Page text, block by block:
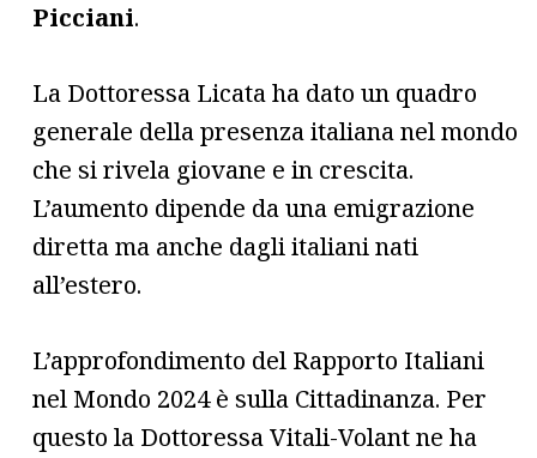
Picciani.
La Dottoressa Licata ha dato un quadro
generale della presenza italiana nel mondo
che si rivela giovane e in crescita.
L’aumento dipende da una emigrazione
diretta ma anche dagli italiani nati
all’estero.
L’approfondimento del Rapporto Italiani
nel Mondo 2024 è sulla Cittadinanza. Per
questo la Dottoressa Vitali-Volant ne ha